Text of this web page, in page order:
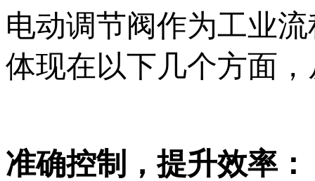
电动调节阀作为工业
体现在以下几个方面
准确控制，提升效率‌：